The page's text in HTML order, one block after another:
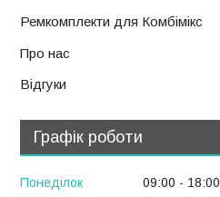
Ремкомплекти для Комбімікс
Про нас
Відгуки
Графік роботи
Понеділок 09:00
18:00